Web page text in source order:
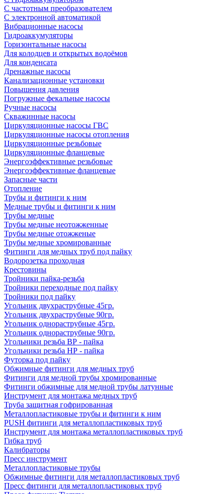
С частотным преобразователем
С электронной автоматикой
Вибрационные насосы
Гидроаккумуляторы
Горизонтальные насосы
Для колодцев и открытых водоёмов
Для конденсата
Дренажные насосы
Канализационные установки
Повышения давления
Погружные фекальные насосы
Ручные насосы
Скважинные насосы
Циркуляционные насосы ГВС
Циркуляционные насосы отопления
Циркуляционные резьбовые
Циркуляционные фланцевые
Энергоэффективные резьбовые
Энергоэффективные фланцевые
Запасные части
Отопление
Трубы и фитинги к ним
Медные трубы и фитинги к ним
Трубы медные
Трубы медные неотожженные
Трубы медные отожженые
Трубы медные хромированные
Фитинги для медных труб под пайку
Водорозетка проходная
Крестовины
Тройники пайка-резьба
Тройники переходные под пайку
Тройники под пайку
Угольник двухраструбные 45гр.
Угольник двухраструбные 90гр.
Угольник однораструбные 45гр.
Угольник однораструбные 90гр.
Угольники резьба ВР - пайка
Угольники резьба НР - пайка
Футорка под пайку
Обжимные фитинги для медных труб
Фитинги для медной трубы хромированные
Фитинги обжимные для медной трубы латунные
Инструмент для монтажа медных труб
Труба защитная гофрированная
Металлопластиковые трубы и фитинги к ним
PUSH фитинги для металлопластиковых труб
Инструмент для монтажа металлопластиковых труб
Гибка труб
Калибраторы
Пресс инструмент
Металлопластиковые трубы
Обжимные фитинги для металлопластиковых труб
Пресс фитинги для металлопластиковых труб